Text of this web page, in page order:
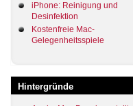
iPhone: Reinigung und
Desinfektion
Kostenfreie Mac-
Gelegenheitsspiele
Hintergründe